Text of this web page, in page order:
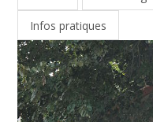
Infos pratiques